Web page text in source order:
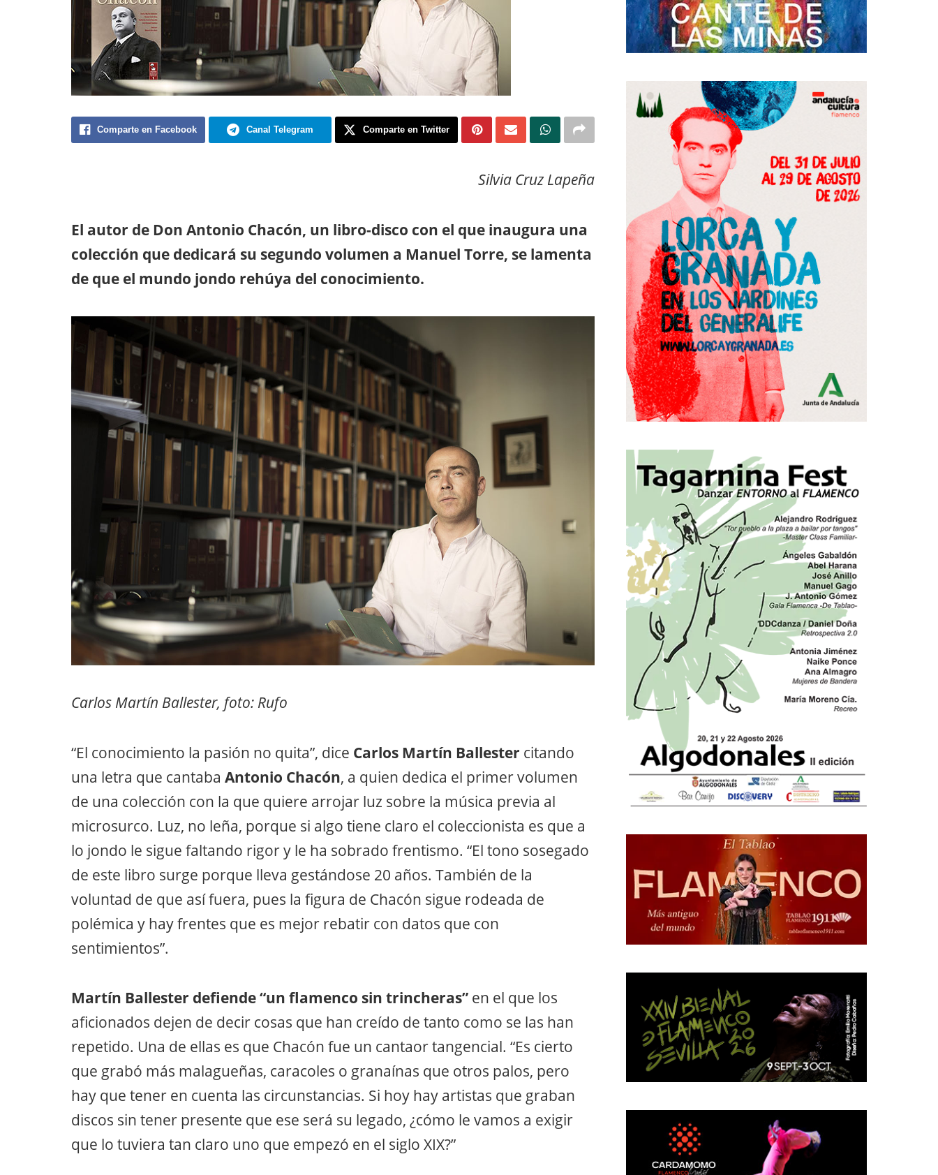
Comparte en Facebook Canal Telegram Comparte en Twitter
Silvia Cruz Lapeña
El autor de Don Antonio Chacón, un libro-disco con el que inaugura una
colección que dedicará su segundo volumen a Manuel Torre, se lamenta
de que el mundo jondo rehúya del conocimiento.
Carlos Martín Ballester, foto: Rufo
“El conocimiento la pasión no quita”, dice Carlos Martín Ballester citando
una letra que cantaba Antonio Chacón, a quien dedica el primer volumen
de una colección con la que quiere arrojar luz sobre la música previa al
microsurco. Luz, no leña, porque si algo tiene claro el coleccionista es que a
lo jondo le sigue faltando rigor y le ha sobrado frentismo. “El tono sosegado
de este libro surge porque lleva gestándose 20 años. También de la
voluntad de que así fuera, pues la figura de Chacón sigue rodeada de
polémica y hay frentes que es mejor rebatir con datos que con
sentimientos”.
Martín Ballester defiende “un flamenco sin trincheras” en el que los
aficionados dejen de decir cosas que han creído de tanto como se las han
repetido. Una de ellas es que Chacón fue un cantaor tangencial. “Es cierto
que grabó más malagueñas, caracoles o granaínas que otros palos, pero
hay que tener en cuenta las circunstancias. Si hoy hay artistas que graban
discos sin tener presente que ese será su legado, ¿cómo le vamos a exigir
que lo tuviera tan claro uno que empezó en el siglo XIX?”